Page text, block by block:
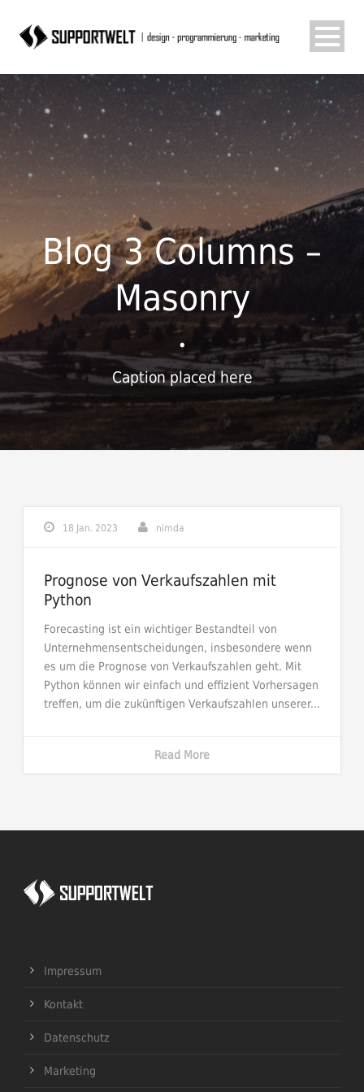
Blog 3 Columns –
Masonry
•
Caption placed here
18 Jan. 2023 nimda
Prognose von Verkaufszahlen mit
Python
Forecasting ist ein wichtiger Bestandteil von
Unternehmensentscheidungen, insbesondere wenn
es um die Prognose von Verkaufszahlen geht. Mit
Python können wir einfach und effizient Vorhersagen
treffen, um die zukünftigen Verkaufszahlen unserer...
Read More
Impressum
Kontakt
Datenschutz
Marketing